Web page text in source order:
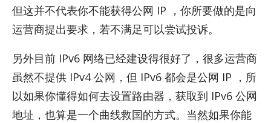
但这并不代表你不能获得公网 IP ，你所要做的是向
运营商提出要求，若不满足可以尝试投诉。
另外目前 IPv6 网络已经建设得很好了，很多运营商
虽然不提供 IPv4 公网，但 IPv6 都会是公网 IP ，所
以如果你懂得如何去设置路由器，获取到 IPv6 公网
地址，也算是一个曲线救国的方式。当然如果你能